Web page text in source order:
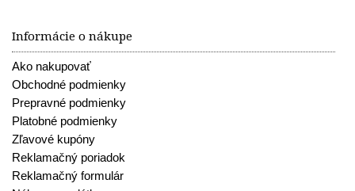
Informácie o nákupe
Ako nakupovať
Obchodné podmienky
Prepravné podmienky
Platobné podmienky
Zľavové kupóny
Reklamačný poriadok
Reklamačný formulár